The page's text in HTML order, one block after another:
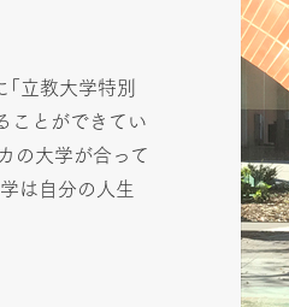
立教大学特別
ことができてい
の大学が合って
は自分の人生